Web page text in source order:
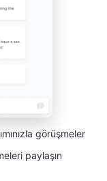
görüşmeler
paylaşın